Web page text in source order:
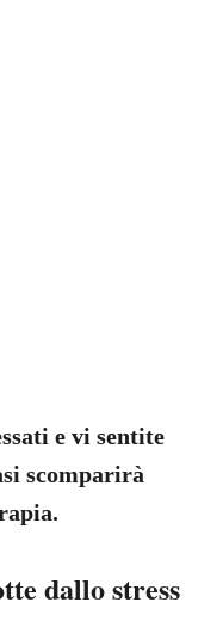
e vi sentite
scomparirà
dallo stress